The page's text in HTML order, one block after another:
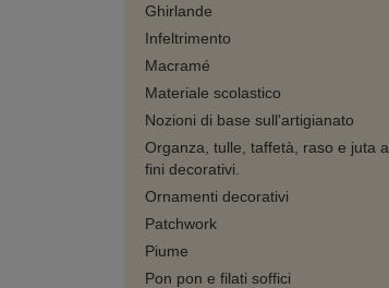
Ghirlande
Infeltrimento
Macramé
Materiale scolastico
Nozioni di base sull'artigianato
Organza, tulle, taffetà, raso e juta a
fini decorativi.
Ornamenti decorativi
Patchwork
Piume
Pon pon e filati soffici